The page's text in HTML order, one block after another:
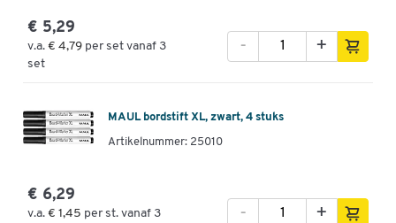
€ 5,29
v.a. € 4,79 per set vanaf 3
set
+
-
MAUL bordstift XL, zwart, 4 stuks
Artikelnummer: 25010
€ 6,29
v.a. € 1,45 per st. vanaf 3
+
-